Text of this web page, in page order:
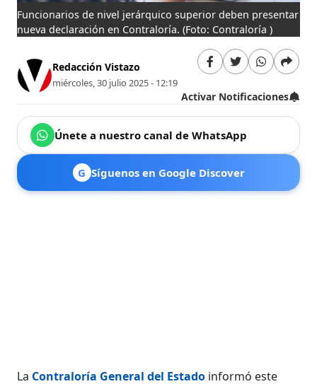
Funcionarios de nivel jerárquico superior deben presentar
nueva declaración en Contraloría.(Foto: Contraloría )
Redacción Vistazo
miércoles, 30 julio 2025 - 12:19
Activar Notificaciones
Únete a nuestro canal de WhatsApp
G Síguenos en Google Discover
La Contraloría General del Estado informó este